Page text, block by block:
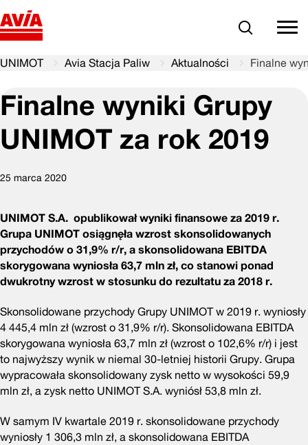
Szukaj
UNIMOT Avia Stacja Paliw Aktualności Finalne
Finalne wyniki Grupy
UNIMOT za rok 2019
25 marca 2020
UNIMOT S.A. opublikował wyniki finansowe za 2019 r.
Grupa UNIMOT osiągnęła wzrost skonsolidowanych
przychodów o 31,9% r/r, a skonsolidowana EBITDA
skorygowana wyniosła 63,7 mln zł, co stanowi ponad
dwukrotny wzrost w stosunku do rezultatu za 2018 r.
Skonsolidowane przychody Grupy UNIMOT w 2019 r. wyniosły
4 445,4 mln zł (wzrost o 31,9% r/r). Skonsolidowana EBITDA
skorygowana wyniosła 63,7 mln zł (wzrost o 102,6% r/r) i jest
to najwyższy wynik w niemal 30-letniej historii Grupy. Grupa
wypracowała skonsolidowany zysk netto w wysokości 59,9
mln zł, a zysk netto UNIMOT S.A. wyniósł 53,8 mln zł.
W samym IV kwartale 2019 r. skonsolidowane przychody
wyniosły 1 306,3 mln zł, a skonsolidowana EBITDA